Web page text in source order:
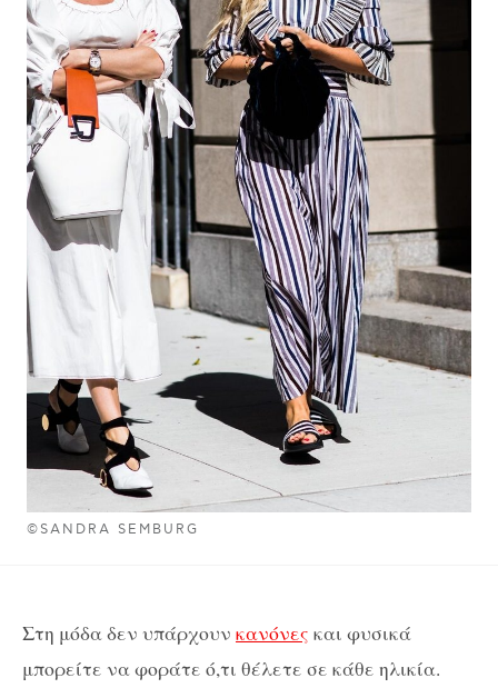
©SANDRA SEMBURG
Στη μόδα δεν υπάρχουν κανόνες και φυσικά
μπορείτε να φοράτε ό,τι θέλετε σε κάθε ηλικία.